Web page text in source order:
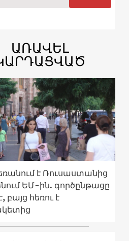
ԱՌԱՎԵԼ
է Ռուսաստանից
ԵՄ-ին. գործընթացը
բայց հեռու է